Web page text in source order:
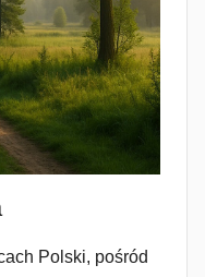
Polski, pośród